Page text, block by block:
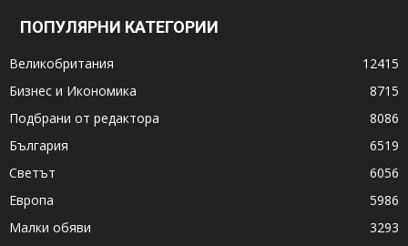
ПОПУЛЯРНИ КАТЕГОРИИ
Великобритания
12415
Бизнес и Икономика
8715
Подбрани от редактора
8086
България
6519
Светът
6056
Европа
5986
Малки обяви
3293